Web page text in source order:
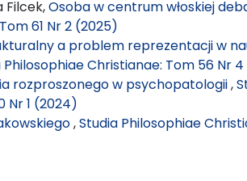
Filcek,Osoba w centrum włoskiej
61 Nr 2 (2025)
a problem reprezentacji w
Philosophiae Christianae: Tom 56 Nr
rozproszonego w psychopatologii,
Nr 1 (2024)
,Studia Philosophiae